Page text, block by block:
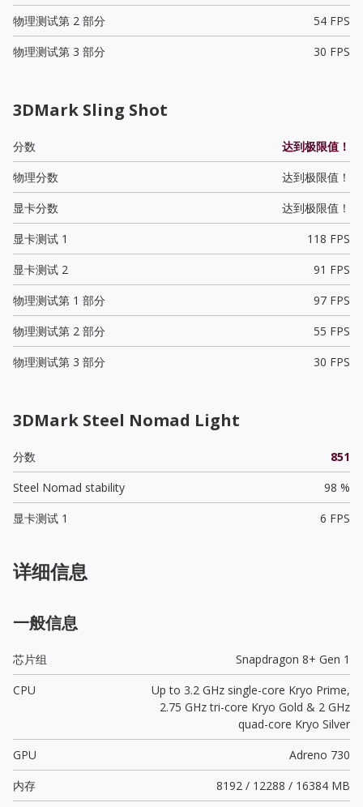
物理测试第 2 部分
54 FPS
物理测试第 3 部分
30 FPS
3DMark Sling Shot
分数
达到极限值！
物理分数
达到极限值！
显卡分数
达到极限值！
显卡测试 1
118 FPS
显卡测试 2
91 FPS
物理测试第 1 部分
97 FPS
物理测试第 2 部分
55 FPS
物理测试第 3 部分
30 FPS
3DMark Steel Nomad Light
分数
851
Steel Nomad stability
98 %
显卡测试 1
6 FPS
详细信息
一般信息
芯片组
Snapdragon 8+ Gen 1
CPU
Up to 3.2 GHz single-core Kryo Prime,
2.75 GHz tri-core Kryo Gold & 2 GHz
quad-core Kryo Silver
GPU
Adreno 730
内存
8192 / 12288 / 16384 MB